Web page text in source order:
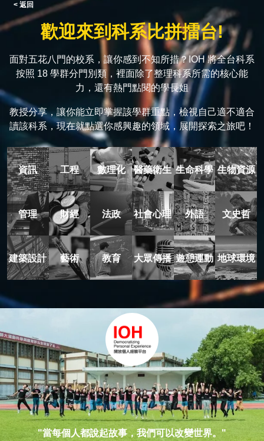
< 返回
歡迎來到科系比拼擂台!
面對五花八門的校系，讓你感到不知所措？IOH 將全台科系
按照 18 學群分門別類，裡面除了整理科系所需的核心能
力，還有熱門點閱的學長姐
教授分享，讓你能立即掌握該學群重點，檢視自己適不適合
讀該科系，現在就點選你感興趣的領域，展開探索之旅吧！
資訊 工程 數理化 醫藥衛生 生命科學 生物資源
管理 財經 法政 社會心理 外語 文史哲
建築設計 藝術 教育 大眾傳播 遊憩運動 地球環境
"當每個人都說起故事，我們可以改變世界。"